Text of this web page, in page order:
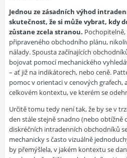
Jednou ze zásadních výhod
skutečnost, že si může vybrat, kdy
zůstane zcela stranou.
připraveného obchodního plánu,
nálady. Spousta začínajících
bojovat pomocí mechanického
– ať již na indikátorech, nebo ceně.
pomoc v orientaci v cenových grafech,
celkovém kontextu, ve kterém se
Určitě tomu tedy není tak, že by se v
den stále stejně snadno (nebo obtížně
diskréčních intradenních obchodníků
mechanicky s často vizuálně
by přemýšlela, v jakém kontextu se